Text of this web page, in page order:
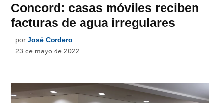
Concord: casas móviles reciben
facturas de agua irregulares
por José Cordero
23 de mayo de 2022